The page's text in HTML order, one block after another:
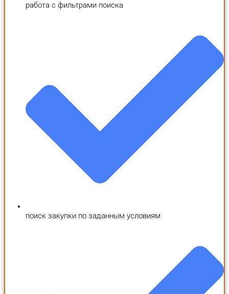
работа с фильтрами поиска
поиск закупки по заданным условиям